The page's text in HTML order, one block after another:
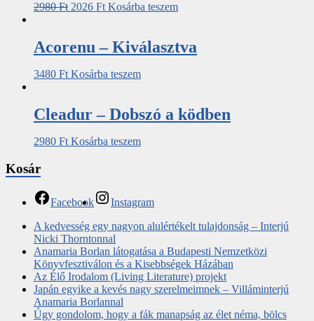
2980Ft 2026 Ft Kosárba teszem
Acorenu – Kiválasztva
3480 Ft Kosárba teszem
Cleadur – Dobszó a ködben
2980 Ft Kosárba teszem
Kosár
Facebook
Instagram
A kedvesség egy nagyon alulértékelt tulajdonság – Interjú
Nicki Thorntonnal
Anamaria Borlan látogatása a Budapesti Nemzetközi
Könyvfesztiválon és a Kisebbségek Házában
Az Élő Irodalom (Living Literature) projekt
Japán egyike a kevés nagy szerelmeimnek – Villáminterjú
Anamaria Borlannal
Úgy gondolom, hogy a fák manapság az élet néma, bölcs